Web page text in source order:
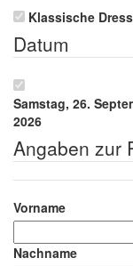
Klassische
Datum
Samstag, 26.
2026
Angaben zur
Vorname
Nachname